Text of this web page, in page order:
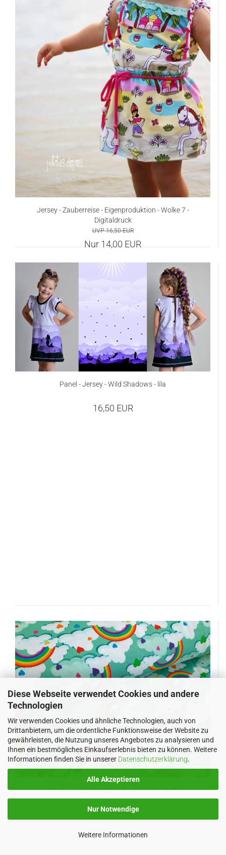
Diese Webseite verwendet Cookies und andere
Technologien
Wir verwenden Cookies und ähnliche Technologien, auch von
Drittanbietern, um die ordentliche Funktionsweise der Website zu
gewährleisten, die Nutzung unseres Angebotes zu analysieren und
Ihnen ein bestmögliches Einkaufserlebnis bieten zu können. Weitere
Informationen finden Sie in unserer Datenschutzerklärung.
Alle Akzeptieren
Nur Notwendige
Weitere Informationen
Jersey - Zauberreise - Eigenproduktion - Wolke 7 -
Digitaldruck
UVP 16,50 EUR
Nur 14,00 EUR
Panel - Jersey - Wild Shadows - lila
16,50 EUR
Jersey - Regenbögen - Herzen - mint - bunt
15,00 EUR